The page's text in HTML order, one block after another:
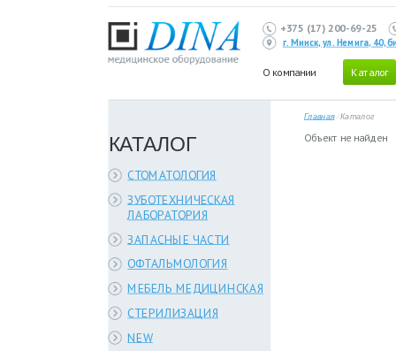
+375 (17) 200-69-25
г. Минск, ул. Немига, 40,
О компании Каталог
КАТАЛОГ
СТОМАТОЛОГИЯ
ЗУБОТЕХНИЧЕСКАЯ
ЛАБОРАТОРИЯ
ЗАПАСНЫЕ ЧАСТИ
ОФТАЛЬМОЛОГИЯ
МЕБЕЛЬ МЕДИЦИНСКАЯ
СТЕРИЛИЗАЦИЯ
NEW
Главная /Каталог
Объект не найден